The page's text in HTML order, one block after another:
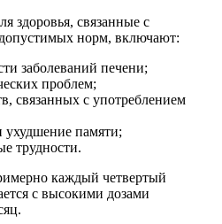
здоровья, связанные с
норм, включают:
заболеваний печени;
проблем;
связанных с употреблением
памяти;
трудности.
каждый четвертый
с высокими дозами